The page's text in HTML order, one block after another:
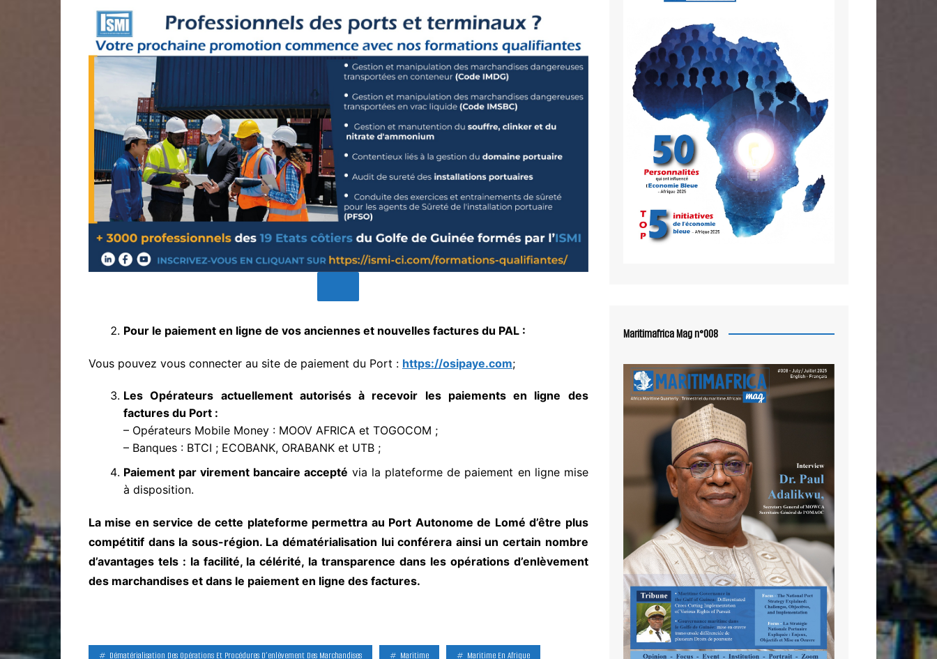
Pour le paiement en ligne de vos anciennes et nouvelles factures du PAL :
Vous pouvez vous connecter au site de paiement du Port : https://osipaye.com;
Les Opérateurs actuellement autorisés à recevoir les paiements en ligne des
factures du Port :
– Opérateurs Mobile Money : MOOV AFRICA et TOGOCOM ;
– Banques : BTCI ; ECOBANK, ORABANK et UTB ;
Paiement par virement bancaire accepté via la plateforme de paiement en ligne mise
à disposition.
La mise en service de cette plateforme permettra au Port Autonome de Lomé d’être plus
compétitif dans la sous-région. La dématérialisation lui conférera ainsi un certain nombre
d’avantages tels : la facilité, la célérité, la transparence dans les opérations d’enlèvement
des marchandises et dans le paiement en ligne des factures.
Dématérialisation Des Opérations Et Procédures D’enlèvement Des Marchandises Maritime Maritime En Afrique
Maritimafrica Mag n°008